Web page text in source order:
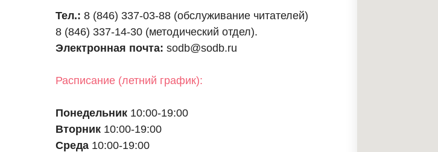
Тел.: 8 (846) 337-03-88 (обслуживание читателей)
8 (846) 337-14-30 (методический отдел).
Электронная почта: sodb@sodb.ru
Расписание (летний график):
Понедельник 10:00-19:00
Вторник 10:00-19:00
Среда 10:00-19:00